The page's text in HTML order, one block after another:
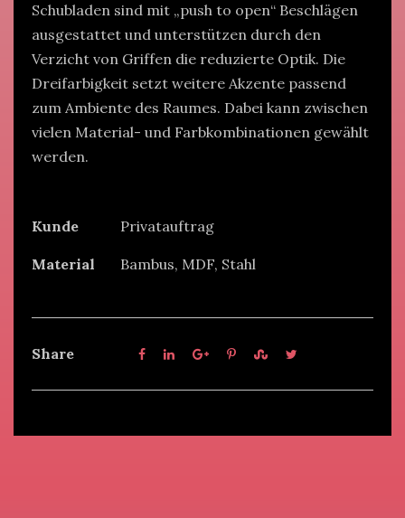
Schubladen sind mit „push to open“ Beschlägen
ausgestattet und unterstützen durch den
Verzicht von Griffen die reduzierte Optik. Die
Dreifarbigkeit setzt weitere Akzente passend
zum Ambiente des Raumes. Dabei kann zwischen
vielen Material- und Farbkombinationen gewählt
werden.
Kunde Privatauftrag
Material Bambus, MDF, Stahl
Share